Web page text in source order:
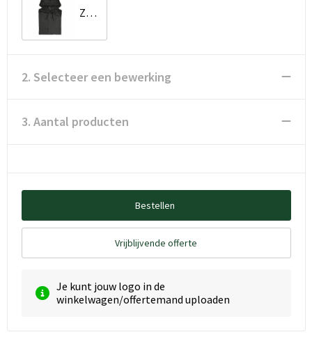
Zwart
2. Selecteer een bewerking
3. Aantal producten
Bestellen
Vrijblijvende offerte
Je kunt jouw logo in de
winkelwagen/offertemand uploaden